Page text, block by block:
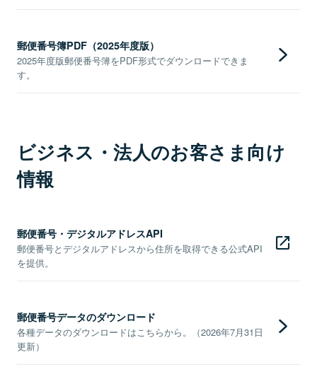
郵便番号簿PDF（2025年度版）
2025年度版郵便番号簿をPDF形式でダウンロードできま
す。
ビジネス・法人のお客さま向け
情報
郵便番号・デジタルアドレスAPI
郵便番号とデジタルアドレスから住所を取得できる公式API
を提供。
郵便番号データのダウンロード
各種データのダウンロードはこちらから。（2026年7月31日
更新）